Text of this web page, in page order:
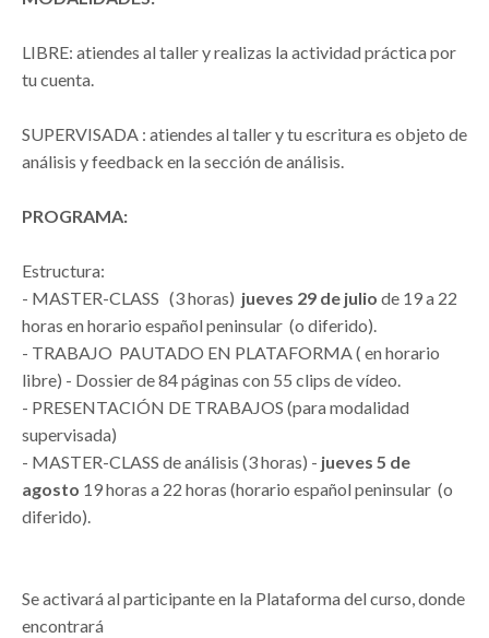
LIBRE: atiendes al taller y realizas la actividad práctica por
tu cuenta.
SUPERVISADA : atiendes al taller y tu escritura es objeto de
análisis y feedback en la sección de análisis.
PROGRAMA:
Estructura:
- MASTER-CLASS (3 horas) jueves 29 de julio de 19 a 22
horas en horario español peninsular (o diferido).
- TRABAJO PAUTADO EN PLATAFORMA ( en horario
libre) - Dossier de 84 páginas con 55 clips de vídeo.
- PRESENTACIÓN DE TRABAJOS (para modalidad
supervisada)
- MASTER-CLASS de análisis (3 horas) - jueves 5 de
agosto 19 horas a 22 horas (horario español peninsular (o
diferido).
Se activará al participante en la Plataforma del curso, donde
encontrará